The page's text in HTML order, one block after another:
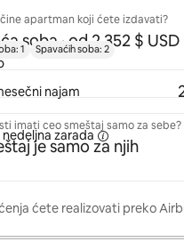
apartman koji ćete izdavati?
soba · od 2.352 $ USD
imati ceo smeštaj samo za sebe?
je samo za njih
ćete realizovati preko
1 Spavaćih soba: 2
najam
nedeljna zarada